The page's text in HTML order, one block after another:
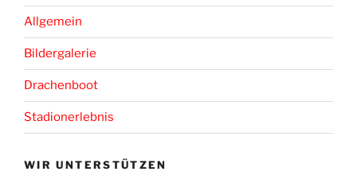
Allgemein
Bildergalerie
Drachenboot
Stadionerlebnis
WIR UNTERSTÜTZEN